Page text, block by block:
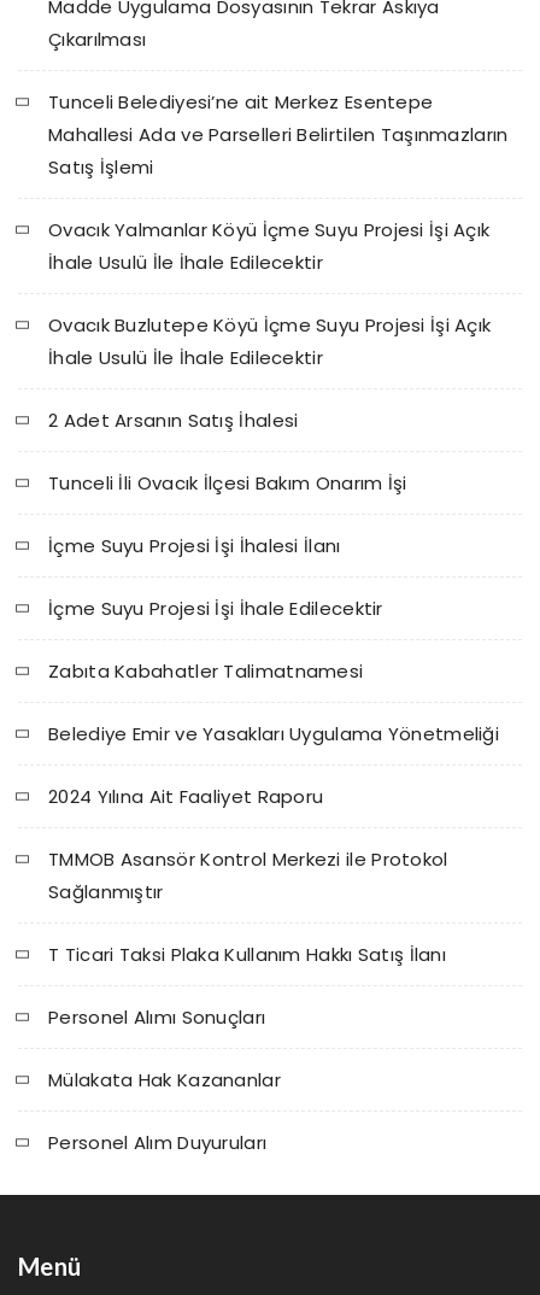
Madde Uygulama Dosyasının Tekrar Askıya
Çıkarılması
Tunceli Belediyesi’ne ait Merkez Esentepe
Mahallesi Ada ve Parselleri Belirtilen Taşınmazların
Satış İşlemi
Ovacık Yalmanlar Köyü İçme Suyu Projesi İşi Açık
İhale Usulü İle İhale Edilecektir
Ovacık Buzlutepe Köyü İçme Suyu Projesi İşi Açık
İhale Usulü İle İhale Edilecektir
2 Adet Arsanın Satış İhalesi
Tunceli İli Ovacık İlçesi Bakım Onarım İşi
İçme Suyu Projesi İşi İhalesi İlanı
İçme Suyu Projesi İşi İhale Edilecektir
Zabıta Kabahatler Talimatnamesi
Belediye Emir ve Yasakları Uygulama Yönetmeliği
2024 Yılına Ait Faaliyet Raporu
TMMOB Asansör Kontrol Merkezi ile Protokol
Sağlanmıştır
T Ticari Taksi Plaka Kullanım Hakkı Satış İlanı
Personel Alımı Sonuçları
Mülakata Hak Kazananlar
Personel Alım Duyuruları
Menü